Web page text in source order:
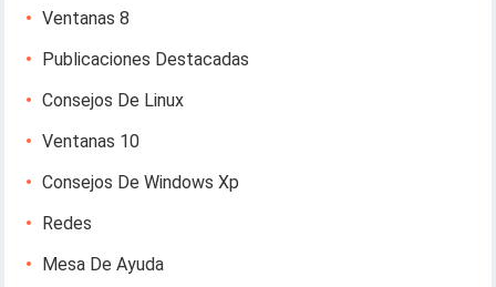
Ventanas 8
Publicaciones Destacadas
Consejos De Linux
Ventanas 10
Consejos De Windows Xp
Redes
Mesa De Ayuda